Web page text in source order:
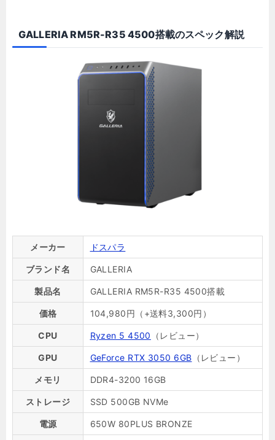
GALLERIA RM5R-R35 4500搭載のスペック解説
メーカー ドスパラ
ブランド名 GALLERIA
製品名 GALLERIA RM5R-R35 4500搭載
価格 104,980円（+送料3,300円）
CPU Ryzen 5 4500 （レビュー）
GPU GeForce RTX 3050 6GB （レビュー）
メモリ DDR4-3200 16GB
ストレージ SSD 500GB NVMe
電源 650W 80PLUS BRONZE